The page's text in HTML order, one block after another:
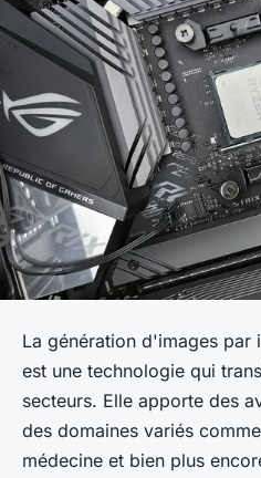
La génération d'images par
est une technologie qui
secteurs. Elle apporte des
des domaines variés
médecine et bien plus